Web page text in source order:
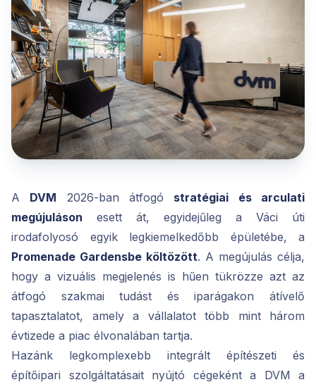
A DVM 2026-ban átfogó stratégiai és arculati
megújuláson esett át, egyidejűleg a Váci úti
irodafolyosó egyik legkiemelkedőbb épületébe, a
Promenade Gardensbe költözött. A megújulás célja,
hogy a vizuális megjelenés is hűen tükrözze azt az
átfogó szakmai tudást és iparágakon átívelő
tapasztalatot, amely a vállalatot több mint három
évtizede a piac élvonalában tartja.
Hazánk legkomplexebb integrált építészeti és
építőipari szolgáltatásait nyújtó cégeként a DVM a